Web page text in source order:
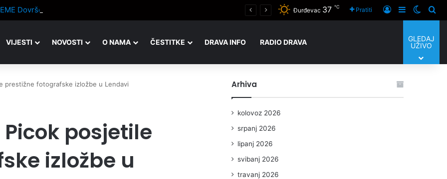
Đurđevac 37 ℃ Pratiti Prijaviti se
Sidebar
VIJESTI NOVOSTI O NAMA ČESTITKE DRAVA INFO RADIO DRAVA
GLEDAJ
UŽIVO
prestižne fotografske izložbe u Lendavi
Picok posjetile
izložbe u
Arhiva
kolovoz 2026
srpanj 2026
lipanj 2026
svibanj 2026
travanj 2026